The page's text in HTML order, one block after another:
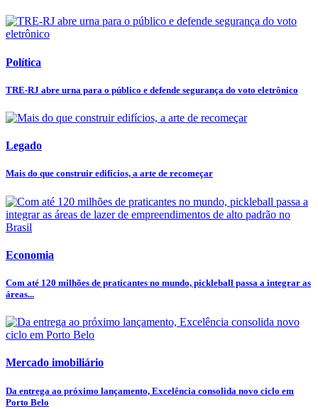
Política
TRE-RJ abre urna para o público e defende segurança do voto eletrônico
Legado
Mais do que construir edifícios, a arte de recomeçar
Economia
Com até 120 milhões de praticantes no mundo, pickleball passa a integrar as
áreas...
Mercado imobiliário
Da entrega ao próximo lançamento, Excelência consolida novo ciclo em
Porto Belo